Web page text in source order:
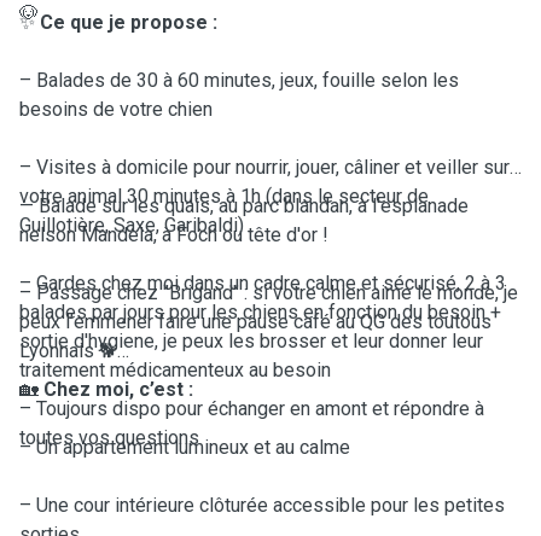
🐶
✨ Ce que je propose :
– Balades de 30 à 60 minutes, jeux, fouille selon les
besoins de votre chien
– Visites à domicile pour nourrir, jouer, câliner et veiller sur
votre animal 30 minutes à 1h (dans le secteur de
Guillotière, Saxe, Garibaldi)
– Gardes chez moi dans un cadre calme et sécurisé, 2 à 3
balades par jours pour les chiens en fonction du besoin +
sortie d'hygiene, je peux les brosser et leur donner leur
traitement médicamenteux au besoin
— Balade sur les quais, au parc blandan, à l'esplanade
nelson Mandela, à Foch ou tête d'or !
– Passage chez "Brigand" : si votre chien aime le monde, je
peux l’emmener faire une pause café au QG des toutous
Lyonnais 🐕
– Toujours dispo pour échanger en amont et répondre à
toutes vos questions
🏡 Chez moi, c’est :
– Un appartement lumineux et au calme
– Une cour intérieure clôturée accessible pour les petites